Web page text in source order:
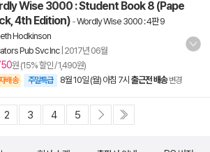
Wise 3000 : Student Book 8 (Pape
4th Edition)-Wordly Wise 3000 : 4판 9
Hodkinson
Pub Svc Inc 2017년 06월
원 (15% 할인 / 1,490원)
배송 주말특급 8월 10일 (월) 아침 7시 출근전 배송 변경
2 3 4 5